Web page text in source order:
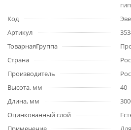
Код
Артикул
ТоварнаяГруппа
Страна
Производитель
Высота, мм
40
Длина, мм
Оцинкованный слой